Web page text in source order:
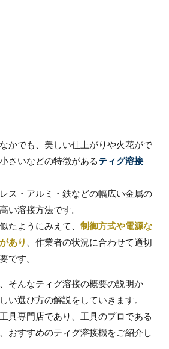
かでも、美しい仕上がりや火花がで
さいなどの特徴があるティグ溶接
ス・アルミ・鉄などの幅広い金属の
い溶接方法です。
たようにみえて、 制御方式や電源な
あり 、作業者の状況に合わせて適切
です。
そんなティグ溶接の概要の説明か
い選び方の解説をしていきます。
具専門店であり、工具のプロである
おすすめのティグ溶接機をご紹介し